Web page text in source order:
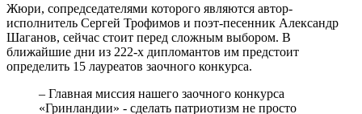
Жюри, сопредседателями которого являются автор-
исполнитель Сергей Трофимов и поэт-песенник Александр
Шаганов, сейчас стоит перед сложным выбором. В
ближайшие дни из 222-х дипломантов им предстоит
определить 15 лауреатов заочного конкурса.
– Главная миссия нашего заочного конкурса
«Гринландии» - сделать патриотизм не просто